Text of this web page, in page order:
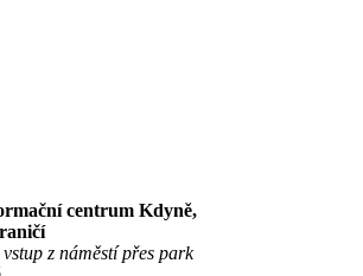
centrum Kdyně,
vstup z náměstí přes park